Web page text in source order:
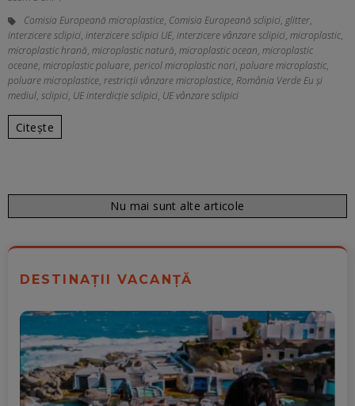
Comisia Europeană microplastice, Comisia Europeană sclipici, glitter,
interzicere sclipici, interzicere sclipici UE, interzicere vânzare sclipici, microplastic,
microplastic hrană, microplastic natură, microplastic ocean, microplastic
oceane, microplastic poluare, pericol microplastic nori, poluare microplastic,
poluare microplastice, restricții vânzare microplastice, România Verde Eu și
mediul, sclipici, UE interdicție sclipici, UE vânzare sclipici
Citește
Nu mai sunt alte articole
DESTINAȚII VACANȚĂ